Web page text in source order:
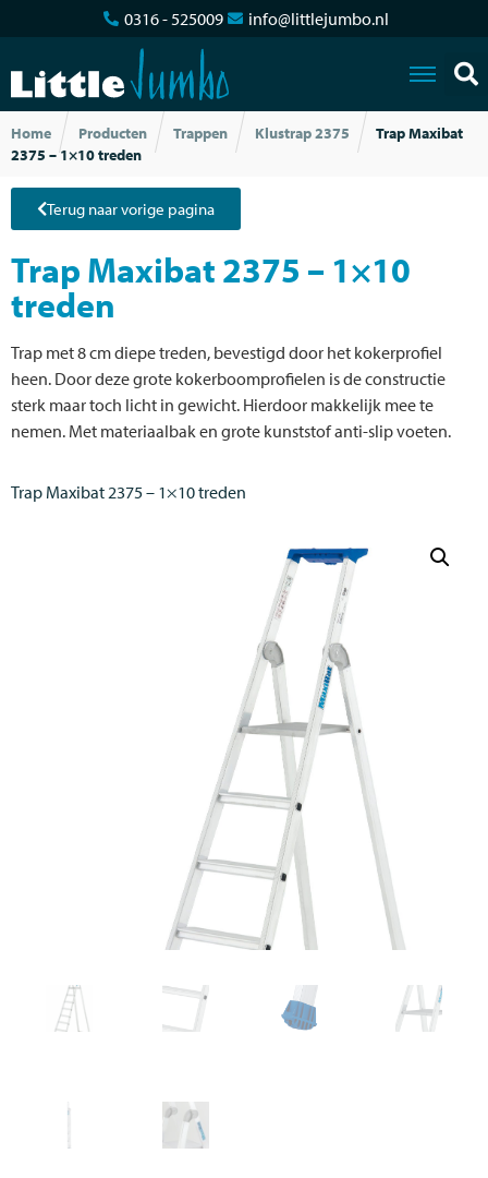
0316 - 525009 info@littlejumbo.nl
Home Producten Trappen Klustrap 2375
Trap Maxibat
2375 – 1×10 treden
Terug naar vorige pagina
Trap Maxibat 2375 – 1×10
treden
Trap met 8 cm diepe treden, bevestigd door het kokerprofiel
heen. Door deze grote kokerboomprofielen is de constructie
sterk maar toch licht in gewicht. Hierdoor makkelijk mee te
nemen. Met materiaalbak en grote kunststof anti-slip voeten.
Trap Maxibat 2375 – 1×10 treden